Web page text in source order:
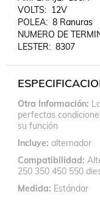
VOLTS:  12V
POLEA:  8 Ranuras
NUMERO DE
LESTER:  8307
Otra Información
perfectas
su función
Incluye alternador
Compatibilidad
250 350 450 550
Medida Estándar